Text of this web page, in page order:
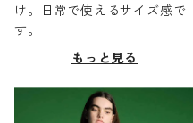
け。日常で使えるサイズ感で
す。
もっと見る